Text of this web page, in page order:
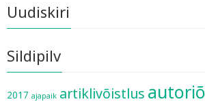
Uudiskiri
Sildipilv
2017 ajapaik artiklivõistlus